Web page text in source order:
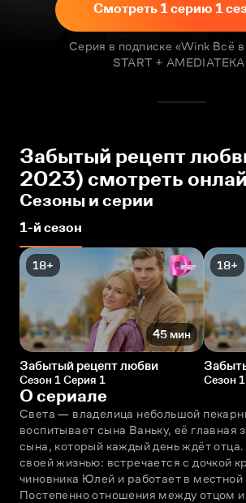
Смотреть 1 серию 1
Серия в подписке «Wink Всё
START +
Забытый рецепт
2023) смотреть
Сезоны и серии
1-й сезон
18+
45 мин
Забытый рецепт любви
Сезон 1 Серия 1
18+
Сезон
О сериале
Света — владелица небольшой
воспитывает сына Ваньку, её главная
сына, который каждый день ждёт
своей жизнью: встречается с дочкой
чиновника Юлей и работает в
Постепенно отношения между отцом